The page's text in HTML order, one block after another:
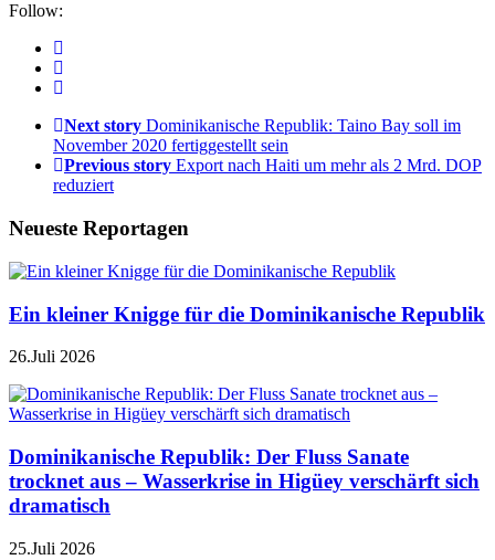
Follow:
Next story Dominikanische Republik: Taino Bay soll im
November 2020 fertiggestellt sein
Previous story Export nach Haiti um mehr als 2 Mrd. DOP
reduziert
Neueste Reportagen
Ein kleiner Knigge für die Dominikanische Republik
26.Juli 2026
Dominikanische Republik: Der Fluss Sanate
trocknet aus – Wasserkrise in Higüey verschärft sich
dramatisch
25.Juli 2026